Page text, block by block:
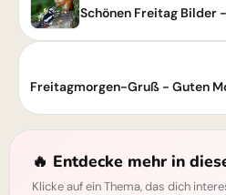
🔥 Entdecke mehr in
Klicke auf ein Thema, das dich